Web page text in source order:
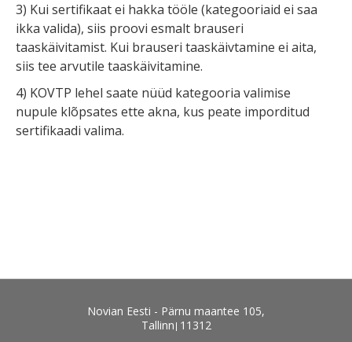
3) Kui sertifikaat ei hakka tööle (kategooriaid ei saa
ikka valida), siis proovi esmalt brauseri
taaskäivitamist. Kui brauseri taaskäivtamine ei aita,
siis tee arvutile taaskäivitamine.
4) KOVTP lehel saate nüüd kategooria valimise
nupule klõpsates ette akna, kus peate imporditud
sertifikaadi valima.
Novian Eesti - Pärnu maantee 105,
Tallinn11312